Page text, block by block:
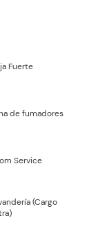
Fuerte
de fumadores
Service
(Cargo